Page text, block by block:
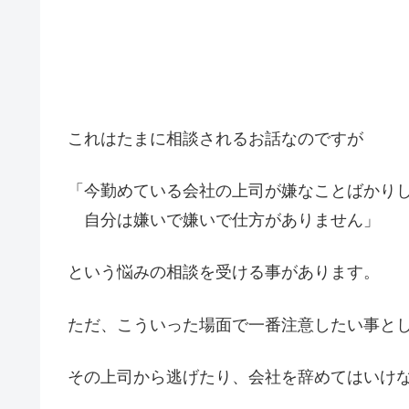
これはたまに相談されるお話なのですが
「今勤めている会社の上司が嫌なことばかり
自分は嫌いで嫌いで仕方がありません」
という悩みの相談を受ける事があります。
ただ、こういった場面で一番注意したい事と
その上司から逃げたり、会社を辞めてはいけ